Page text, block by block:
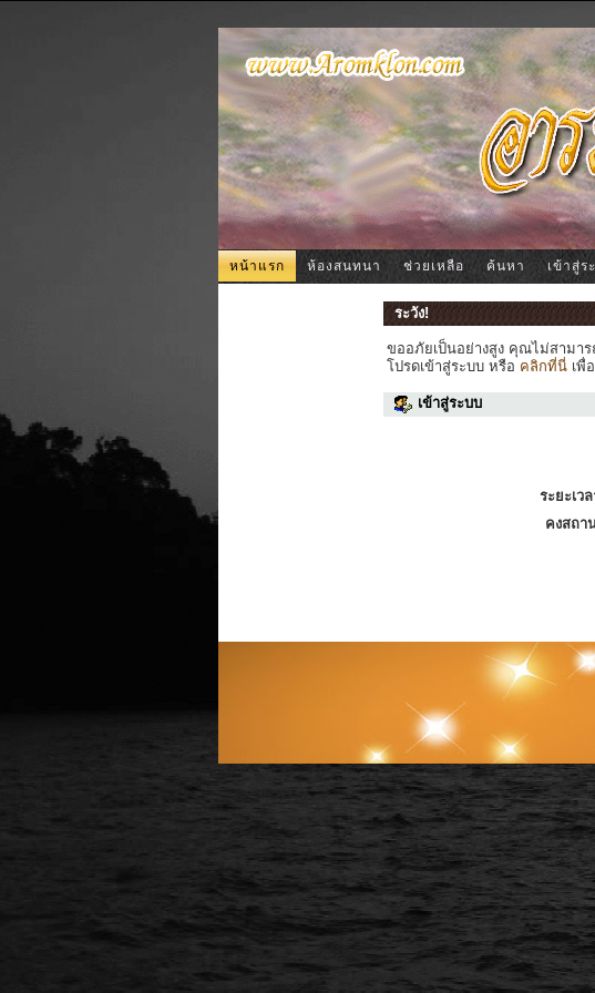
หน้าแรก ห้องสนทนา ช่วยเหลือ ค้นหา เข้าสู่ร
ระวัง!
ขออภัยเป็นอย่างสูง คุณไม่สามา
โปรดเข้าสู่ระบบ หรือ คลิกที่นี่เพื่
เข้าสู่ระบบ
ระยะเว
คงสถา